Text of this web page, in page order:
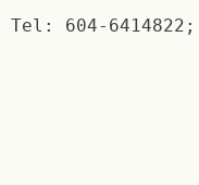
Tel: 604-